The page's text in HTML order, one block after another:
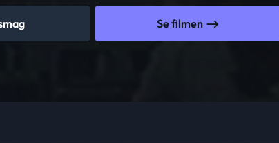
Se filmen